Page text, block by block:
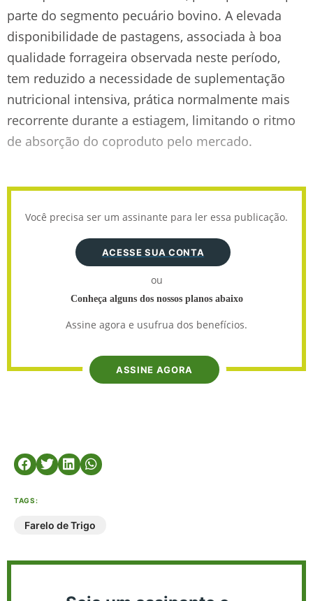
parte do segmento pecuário bovino. A elevada
disponibilidade de pastagens, associada à boa
qualidade forrageira observada neste período,
tem reduzido a necessidade de suplementação
nutricional intensiva, prática normalmente mais
recorrente durante a estiagem, limitando o ritmo
de absorção do coproduto pelo mercado.
Você precisa ser um assinante para ler essa publicação.
ACESSE SUA CONTA
ou
Conheça alguns dos nossos planos abaixo
Assine agora e usufrua dos benefícios.
ASSINE AGORA
TAGS:
Farelo de Trigo